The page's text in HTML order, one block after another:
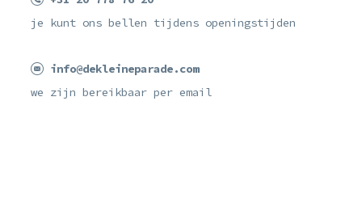
je kunt ons bellen tijdens openingstijden
info@dekleineparade.com
we zijn bereikbaar per email